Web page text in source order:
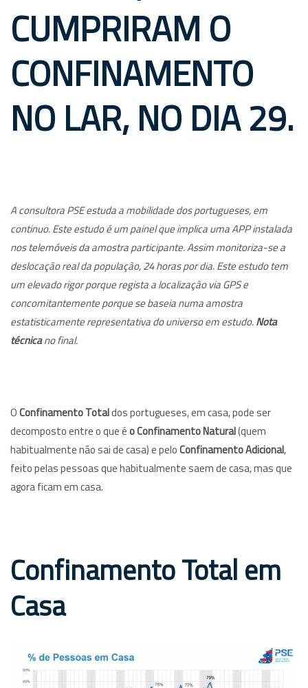
CUMPRIRAM O
CONFINAMENTO
NO LAR, NO DIA 29.
A consultora PSE estuda a mobilidade dos portugueses, em
continuo. Este estudo é um painel que implica uma APP instalada
nos telemóveis da amostra participante. Assim monitoriza-se a
deslocação real da população, 24 horas por dia. Este estudo tem
um elevado rigor porque regista a localização via GPS e
concomitantemente porque se baseia numa amostra
estatisticamente representativa do universo em estudo.Nota
técnicano final.
OConfinamento Totaldos portugueses, em casa, pode ser
decomposto entre o que éo Confinamento Natural(quem
habitualmente não sai de casa) e peloConfinamento Adicional,
feito pelas pessoas que habitualmente saem de casa, mas que
agora ficam em casa.
Confinamento Total em
Casa